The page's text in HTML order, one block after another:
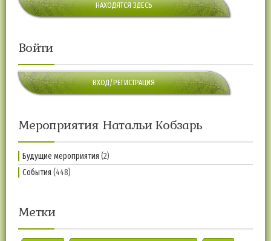
НАХОДЯТСЯ ЗДЕСЬ
Войти
ВХОД/РЕГИСТРАЦИЯ
Мероприятия Натальи Кобзарь
Будущие мероприятия (2)
События (448)
Метки